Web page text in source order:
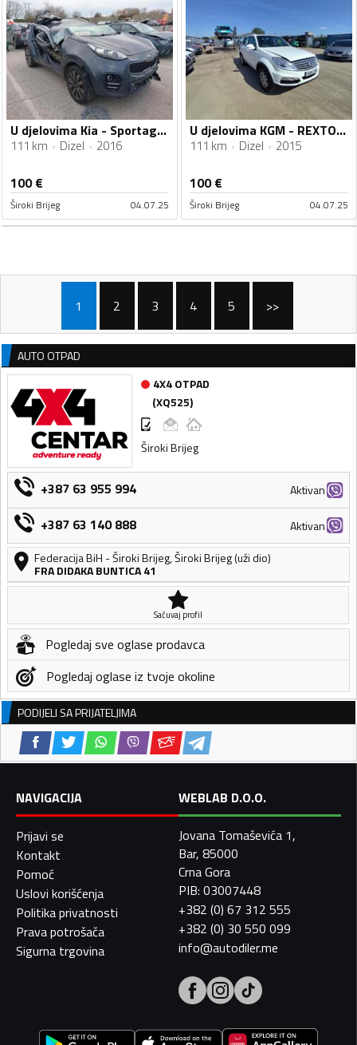
U djelovima Kia - Sportage 2.0CRD
111 km Dizel 2016
100€
Široki Brijeg 04.07.25
U djelovima KGM - REXTON 2.0
111 km Dizel 2015
100€
Široki Brijeg 04.07.25
1 2 3 4 5 >>
AUTO OTPAD
4X4 OTPAD
(XQ525)
Široki Brijeg
+387 63 955 994 Aktivan
+387 63 140 888
Aktivan
Federacija BiH -Široki Brijeg,Široki Brijeg (uži dio)
FRA DIDAKA BUNTICA 41
Sačuvaj profil
Pogledaj sve oglase prodavca
Pogledaj oglase iz tvoje okoline
PODIJELI SA PRIJATELJIMA
NAVIGACIJA
Prijavi se
Kontakt
Pomoć
Uslovi korišćenja
Politika privatnosti
Prava potrošača
Sigurna trgovina
WEBLAB D.O.O.
Jovana Tomaševića 1,
Bar, 85000
Crna Gora
PIB: 03007448
+382 (0) 67 312 555
+382 (0) 30 550 099
info@autodiler.me